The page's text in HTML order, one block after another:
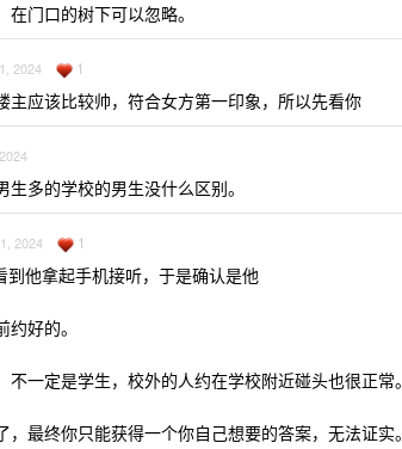
门口的树下可以忽略。
2024 1
主应该比较帅，符合女方第一印象，所以先看你
多的学校的男生没什么区别。
2024 1
到他拿起手机接听，于是确认是他
好的。
不一定是学生，校外的人约在学校附近碰头也很正常。
，最终你只能获得一个你自己想要的答案，无法证实。